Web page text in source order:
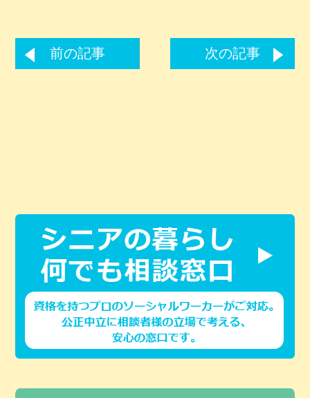
前の記事 次の記事